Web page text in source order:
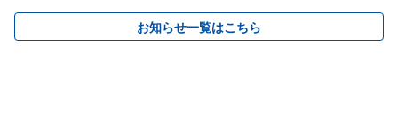
お知らせ一覧はこちら